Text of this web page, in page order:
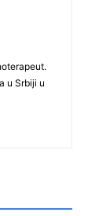
u Srbiji u